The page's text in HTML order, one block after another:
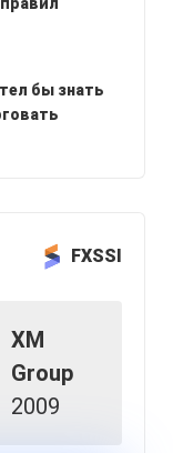
бы знать
FXSSI
XM
Group
2009